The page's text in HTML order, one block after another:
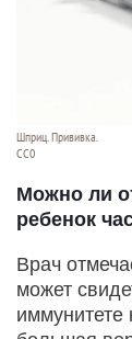
Шприц. Прививка.
СС0
Можно ли
ребенок
Врач
может
иммунитете